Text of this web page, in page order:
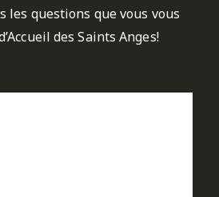
les questions que vous vous
des Saints Anges!